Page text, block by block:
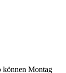
können Montag